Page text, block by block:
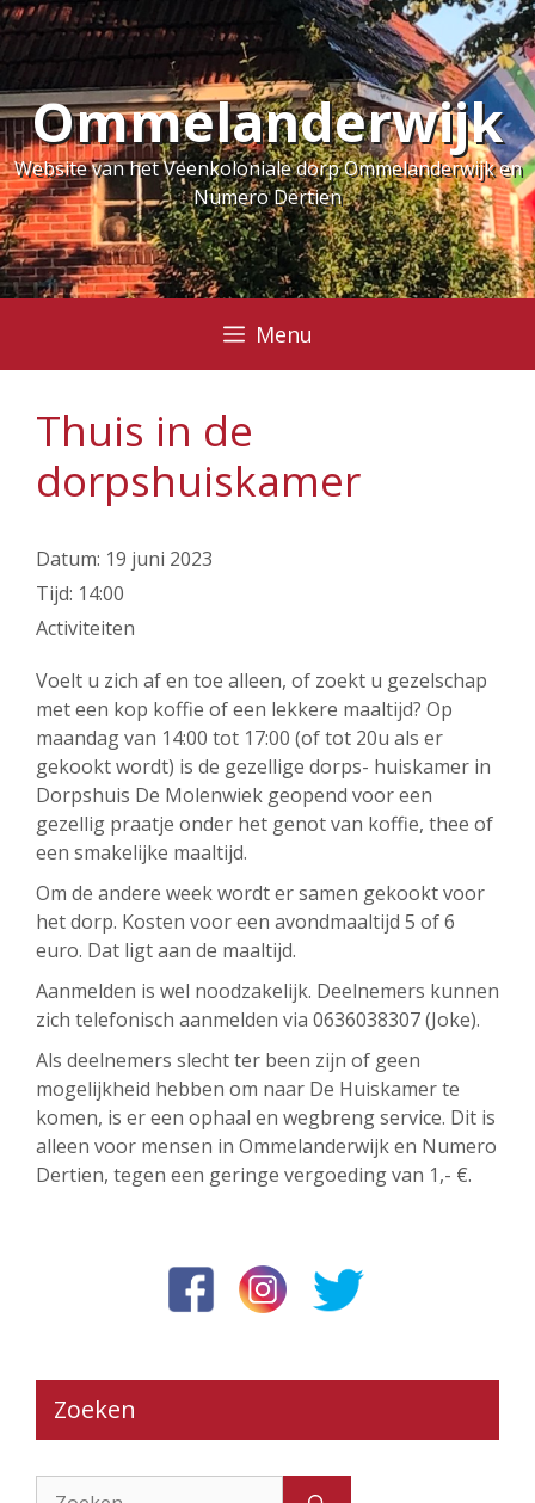
Ga
naar
de
inhoudOmmelanderwijk
Website van het Veenkoloniale dorp Ommelanderwijk en
Numero Dertien
Menu
Thuis in de
dorpshuiskamer
Datum: 19 juni 2023
Tijd: 14:00
Activiteiten
Voelt u zich af en toe alleen, of zoekt u gezelschap
met een kop koffie of een lekkere maaltijd? Op
maandag van 14:00 tot 17:00 (of tot 20u als er
gekookt wordt) is de gezellige dorps- huiskamer in
Dorpshuis De Molenwiek geopend voor een
gezellig praatje onder het genot van koffie, thee of
een smakelijke maaltijd.
Om de andere week wordt er samen gekookt voor
het dorp. Kosten voor een avondmaaltijd 5 of 6
euro. Dat ligt aan de maaltijd.
Aanmelden is wel noodzakelijk. Deelnemers kunnen
zich telefonisch aanmelden via 0636038307 (Joke).
Als deelnemers slecht ter been zijn of geen
mogelijkheid hebben om naar De Huiskamer te
komen, is er een ophaal en wegbreng service. Dit is
alleen voor mensen in Ommelanderwijk en Numero
Dertien, tegen een geringe vergoeding van 1,- €.
Zoeken